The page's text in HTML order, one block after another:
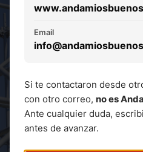
Email
Si te contactaron desde
con otro correo, no es
Ante cualquier duda,
antes de avanzar.
Alquiler de
restauración de
industrias y eventos.
atención
capacidad operativa.